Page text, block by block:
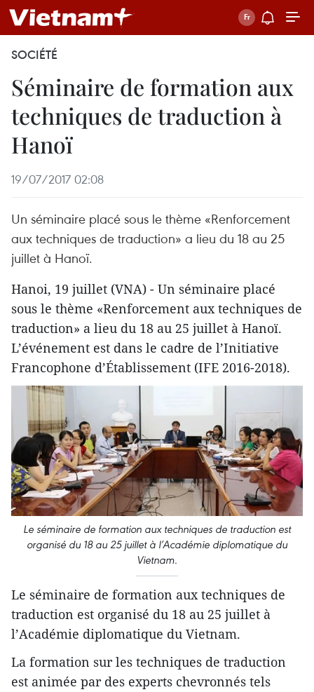
SOCIÉTÉ
Séminaire de formation aux
techniques de traduction à
Hanoï
19/07/2017 02:08
Un séminaire placé sous le thème «Renforcement
aux techniques de traduction» a lieu du 18 au 25
juillet à Hanoï.
Hanoi, 19 juillet (VNA) - Un séminaire placé
sous le thème «Renforcement aux techniques de
traduction» a lieu du 18 au 25 juillet à Hanoï.
L’événement est dans le cadre de l’Initiative
Francophone d’Établissement (IFE 2016-2018).
Le séminaire de formation aux techniques de traduction est
organisé du 18 au 25 juillet à l’Académie diplomatique du
Vietnam.
Le séminaire de formation aux techniques de
traduction est organisé du 18 au 25 juillet à
l’Académie diplomatique du Vietnam.
La formation sur les techniques de traduction
est animée par des experts chevronnés tels